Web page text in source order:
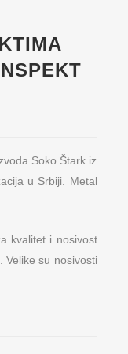
Soko Štark iz
u Srbiji. Metal
kvalitet i nosivost
Velike su nosivosti